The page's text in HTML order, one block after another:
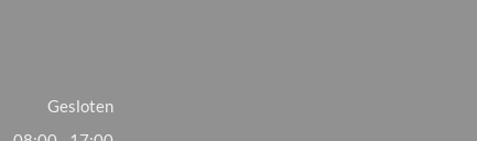
Gesloten